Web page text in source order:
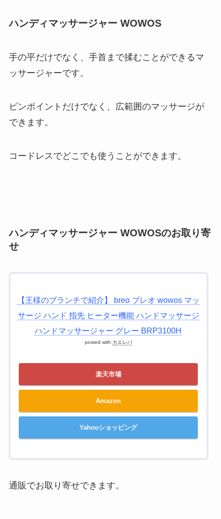
ハンディマッサージャー WOWOS
手の平だけでなく、手首まで揉むことができるマ
ッサージャーです。
ピンポイントだけでなく、広範囲のマッサージが
できます。
コードレスでどこでも使うことができます。
ハンディマッサージャー WOWOSのお取り寄
せ
【王様のブランチで紹介】 breo ブレオ wowos マッ
サージ ハンド 指先 ヒーター機能 ハンドマッサージ
ハンドマッサージャー グレー BRP3100H
posted with カエレバ
楽天市場
Amazon
Yahooショッピング
通販でお取り寄せできます。